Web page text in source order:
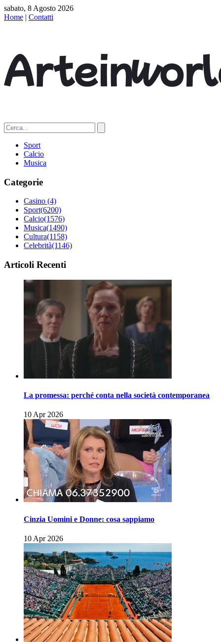
sabato, 8 Agosto 2026
Home | Contatti
Sport
Calcio
Musica
Categorie
Casino (4)
Sport(6200)
Calcio(1576)
Musica(1490)
Cultura(1158)
Celebrità(1146)
Articoli Recenti
La promessa: perché conta nella società contemporanea
10 Apr 2026
Cinzia Uomini e Donne: cosa sappiamo
10 Apr 2026